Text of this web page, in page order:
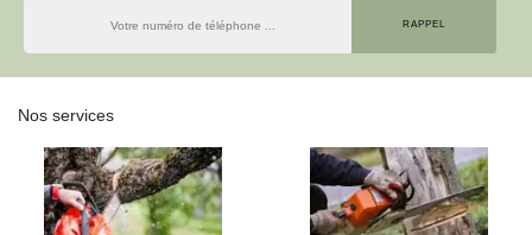
Nos services